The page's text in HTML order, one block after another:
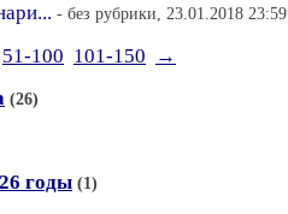
- без рубрики, 23.01.2018 23:59
51-100 101-150
→
(26)
годы (1)